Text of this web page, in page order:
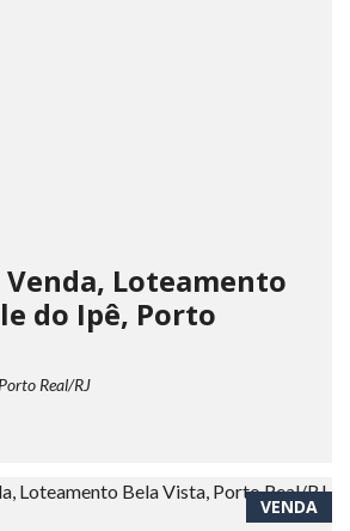
Loteamento
do Ipê, Porto
Real/RJ
VENDA